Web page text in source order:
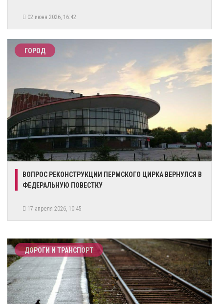
02 июня 2026, 16:42
ГОРОД
ВОПРОС РЕКОНСТРУКЦИИ ПЕРМСКОГО ЦИРКА ВЕРНУЛСЯ В
ФЕДЕРАЛЬНУЮ ПОВЕСТКУ
17 апреля 2026, 10:45
ДОРОГИ И ТРАНСПОРТ